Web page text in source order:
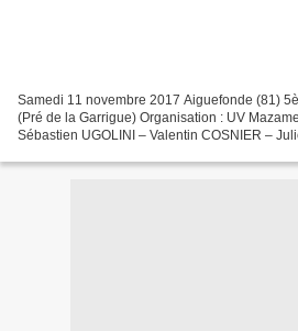
Samedi 11 novembre 2017 Aiguefonde (81)
(Pré de la Garrigue) Organisation : UV
Sébastien UGOLINI – Valentin COSNIER –